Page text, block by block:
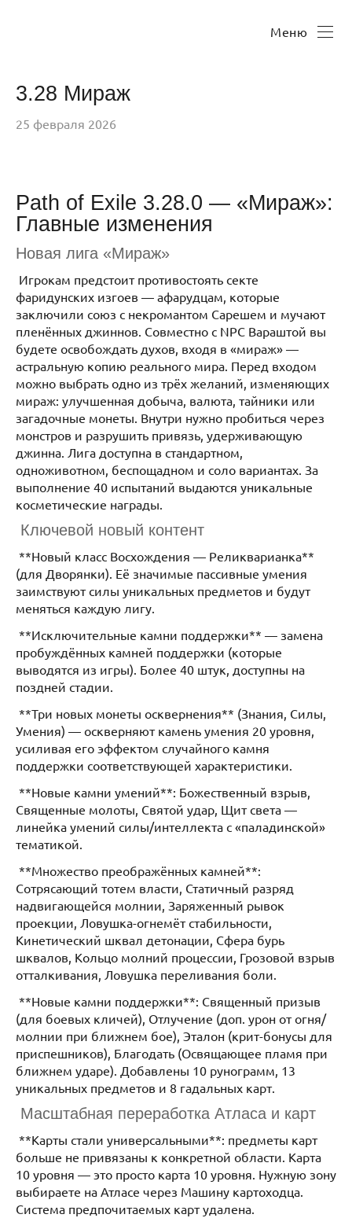
Меню
3.28 Мираж
25 февраля 2026
Path of Exile 3.28.0 — «Мираж»:
Главные изменения
Новая лига «Мираж»
Игрокам предстоит противостоять секте
фаридунских изгоев — афарудцам, которые
заключили союз с некромантом Сарешем и мучают
пленённых джиннов. Совместно с NPC Вараштой вы
будете освобождать духов, входя в «мираж» —
астральную копию реального мира. Перед входом
можно выбрать одно из трёх желаний, изменяющих
мираж: улучшенная добыча, валюта, тайники или
загадочные монеты. Внутри нужно пробиться через
монстров и разрушить привязь, удерживающую
джинна. Лига доступна в стандартном,
одноживотном, беспощадном и соло вариантах. За
выполнение 40 испытаний выдаются уникальные
косметические награды.
Ключевой новый контент
**Новый класс Восхождения — Реликварианка**
(для Дворянки). Её значимые пассивные умения
заимствуют силы уникальных предметов и будут
меняться каждую лигу.
**Исключительные камни поддержки** — замена
пробуждённых камней поддержки (которые
выводятся из игры). Более 40 штук, доступны на
поздней стадии.
**Три новых монеты осквернения** (Знания, Силы,
Умения) — оскверняют камень умения 20 уровня,
усиливая его эффектом случайного камня
поддержки соответствующей характеристики.
**Новые камни умений**: Божественный взрыв,
Священные молоты, Святой удар, Щит света —
линейка умений силы/интеллекта с «паладинской»
тематикой.
**Множество преображённых камней**:
Сотрясающий тотем власти, Статичный разряд
надвигающейся молнии, Заряженный рывок
проекции, Ловушка-огнемёт стабильности,
Кинетический шквал детонации, Сфера бурь
шквалов, Кольцо молний процессии, Грозовой взрыв
отталкивания, Ловушка переливания боли.
**Новые камни поддержки**: Священный призыв
(для боевых кличей), Отлучение (доп. урон от огня/
молнии при ближнем бое), Эталон (крит-бонусы для
приспешников), Благодать (Освящающее пламя при
ближнем ударе). Добавлены 10 рунограмм, 13
уникальных предметов и 8 гадальных карт.
Масштабная переработка Атласа и карт
**Карты стали универсальными**: предметы карт
больше не привязаны к конкретной области. Карта
10 уровня — это просто карта 10 уровня. Нужную зону
выбираете на Атласе через Машину картоходца.
Система предпочитаемых карт удалена.